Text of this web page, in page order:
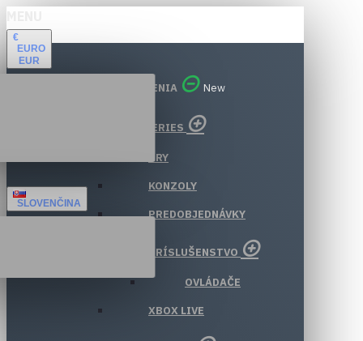
€
EURO
EUR
SLOVENČINA
VŠETKY ODDELENIA New
XBOX SERIES
HRY
KONZOLY
PREDOBJEDNÁVKY
PRÍSLUŠENSTVO
OVLÁDAČE
XBOX LIVE